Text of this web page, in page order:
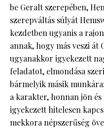
be Geralt szerepében,
szerepváltás súlyát
kezdetben ugyanis a
annak, hogy más veszi át
ugyanakkor igyekezett
feladatot, elmondása
bármelyik másik
a karakter, honnan jön
igyekezett hitelesen
mekkora népszerűség